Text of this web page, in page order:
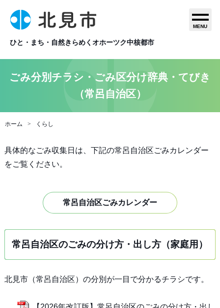
ひと・まち・自然きらめくオホーツク中核都市
MENU
ごみ分別チラシ・ごみ区分け辞典・てびき
（常呂自治区）
ホーム くらし
具体的なごみ収集日は、下記の常呂自治区ごみカレンダー
をご覧ください。
常呂自治区ごみカレンダー
常呂自治区のごみの分け方・出し方（家庭用）
北見市（常呂自治区）の分別が一目で分かるチラシです。